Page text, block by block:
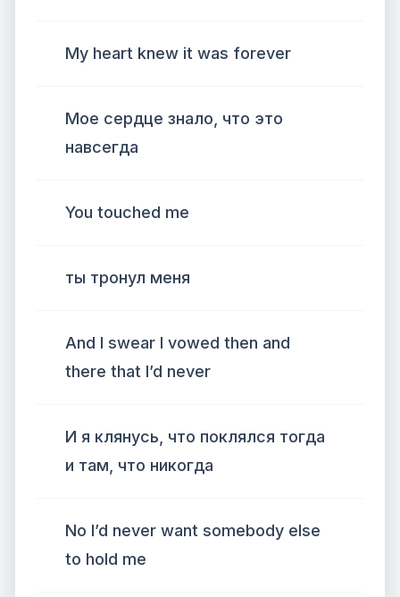
My heart knew it was forever
Мое сердце знало, что это
навсегда
You touched me
ты тронул меня
And I swear I vowed then and
there that I’d never
И я клянусь, что поклялся тогда
и там, что никогда
No I’d never want somebody else
to hold me